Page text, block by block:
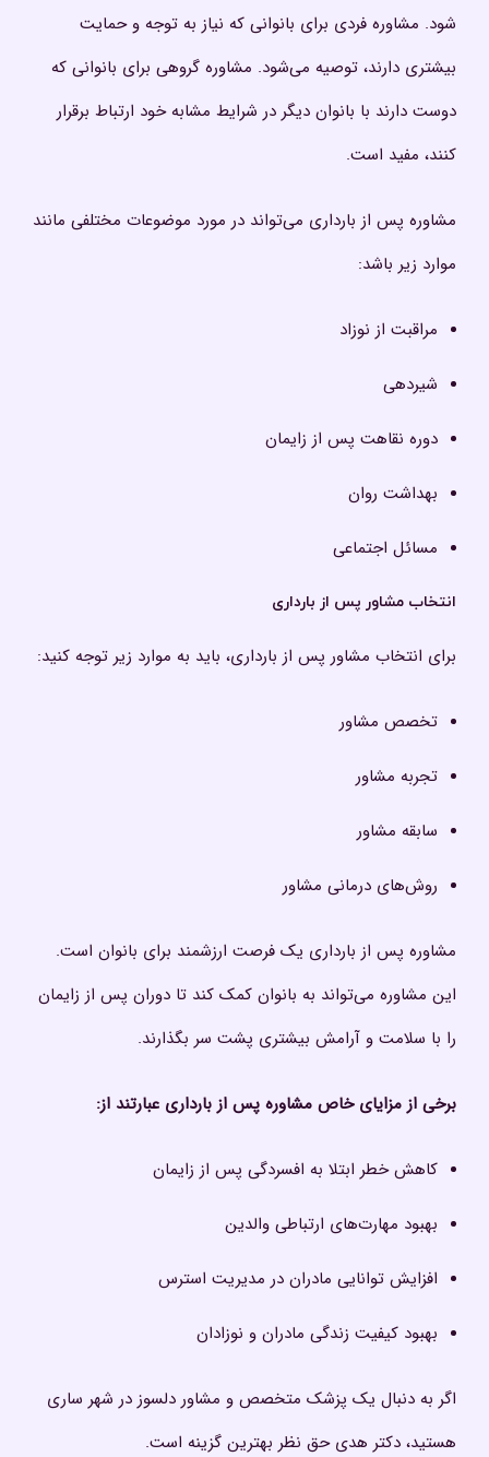
شود. مشاوره فردی برای بانوانی که نیاز به توجه و حمایت
بیشتری دارند، توصیه می‌شود. مشاوره گروهی برای بانوانی که
دوست دارند با بانوان دیگر در شرایط مشابه خود ارتباط برقرار
کنند، مفید است.
مشاوره پس از بارداری می‌تواند در مورد موضوعات مختلفی مانند
موارد زیر باشد:
مراقبت از نوزاد
شیردهی
دوره نقاهت پس از زایمان
بهداشت روان
مسائل اجتماعی
انتخاب مشاور پس از بارداری
برای انتخاب مشاور پس از بارداری، باید به موارد زیر توجه کنید:
تخصص مشاور
تجربه مشاور
سابقه مشاور
روش‌های درمانی مشاور
مشاوره پس از بارداری یک فرصت ارزشمند برای بانوان است.
این مشاوره می‌تواند به بانوان کمک کند تا دوران پس از زایمان
را با سلامت و آرامش بیشتری پشت سر بگذارند.
برخی از مزایای خاص مشاوره پس از بارداری عبارتند از:
کاهش خطر ابتلا به افسردگی پس از زایمان
بهبود مهارت‌های ارتباطی والدین
افزایش توانایی مادران در مدیریت استرس
بهبود کیفیت زندگی مادران و نوزادان
اگر به دنبال یک پزشک متخصص و مشاور دلسوز در شهر ساری
هستید، دکتر هدی حق نظر بهترین گزینه است.